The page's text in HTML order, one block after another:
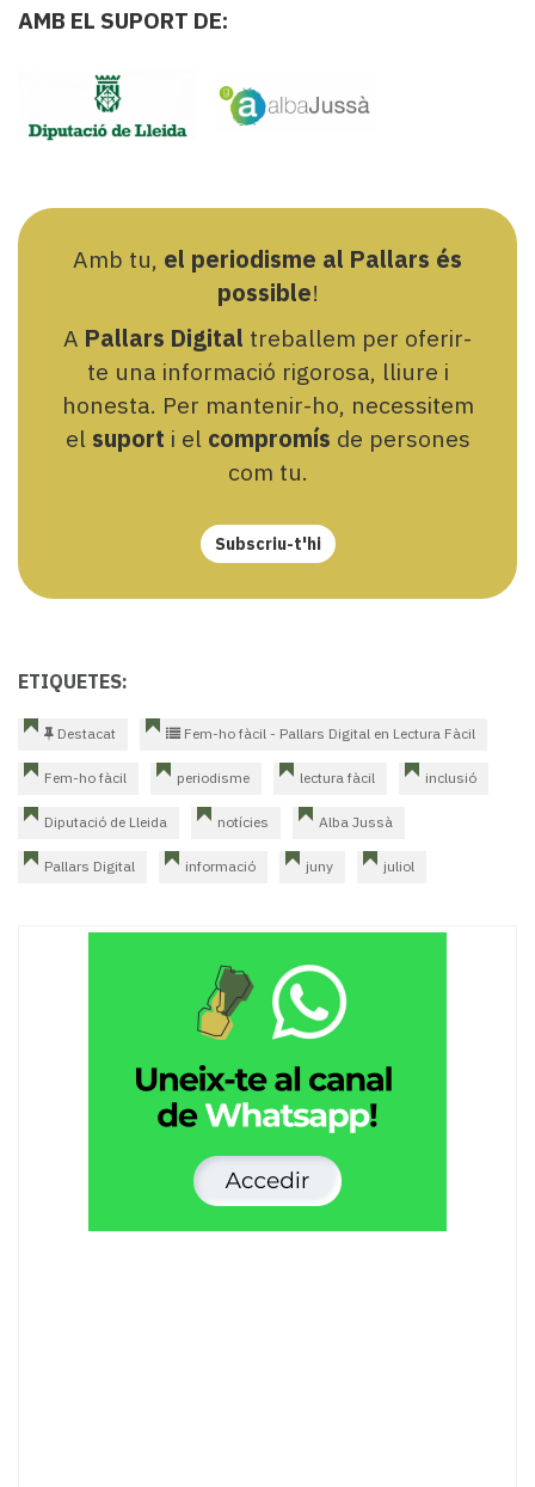
AMB EL SUPORT DE:
Amb tu, el periodisme al Pallars és
possible!
A Pallars Digital treballem per oferir-
te una informació rigorosa, lliure i
honesta. Per mantenir-ho, necessitem
el suport i el compromís de persones
com tu.
Subscriu-t'hi
ETIQUETES:
Destacat Fem-ho fàcil - Pallars Digital en Lectura Fàcil
Fem-ho fàcil periodisme lectura fàcil inclusió
Diputació de Lleida notícies Alba Jussà
Pallars Digital informació juny juliol